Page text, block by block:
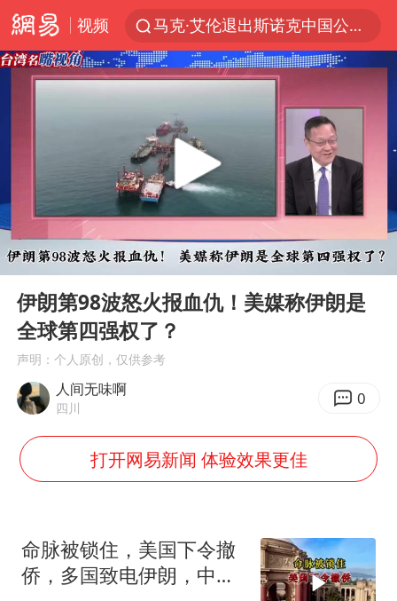
视频
马克·艾伦退出斯诺克中国公开赛
WTT瑞典大满贯女单签表出炉
情侣平潭拍日出坠崖1死1伤
全民健身事业高质量发展
台当局重金为“台独”织“皇帝新衣”
几元成本的AI广告导致千万市值蒸发
老挝国会主席赛宋蓬逝世
《欢迎来龙餐馆》口碑
茅台部分直营店飞天茅台提价
白海豚将正面袭击贯穿浙江
酒店回应车内过夜被收150元
杭州全市有序停课
乐享全民健身 共筑健康中国
Play
00:00 15:11
伊朗第98波怒火报血仇！美媒称伊朗是
全球第四强权了？
声明：个人原创，仅供参考
人间无味啊
四川 0
打开网易新闻 体验效果更佳
命脉被锁住，美国下令撤
侨，多国致电伊朗，中国